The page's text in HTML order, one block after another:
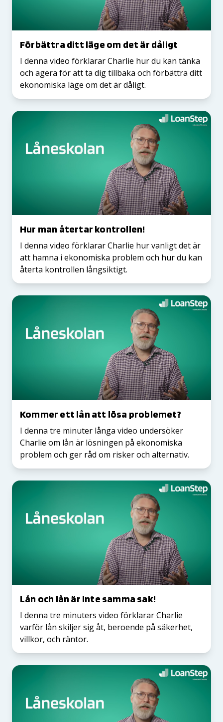
Förbättra ditt läge om det är dåligt
I denna video förklarar Charlie hur du kan tänka
och agera för att ta dig tillbaka och förbättra ditt
ekonomiska läge om det är dåligt.
Hur man återtar kontrollen!
I denna video förklarar Charlie hur vanligt det är
att hamna i ekonomiska problem och hur du kan
återta kontrollen långsiktigt.
Kommer ett lån att lösa problemet?
I denna tre minuter långa video undersöker
Charlie om lån är lösningen på ekonomiska
problem och ger råd om risker och alternativ.
Lån och lån är inte samma sak!
I denna tre minuters video förklarar Charlie
varför lån skiljer sig åt, beroende på säkerhet,
villkor, och räntor.